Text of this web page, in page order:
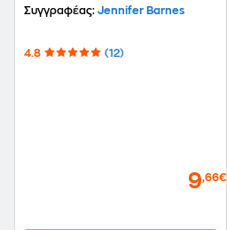
Συγγραφέας: Jennifer Barnes
4.8 (12)
9,66€